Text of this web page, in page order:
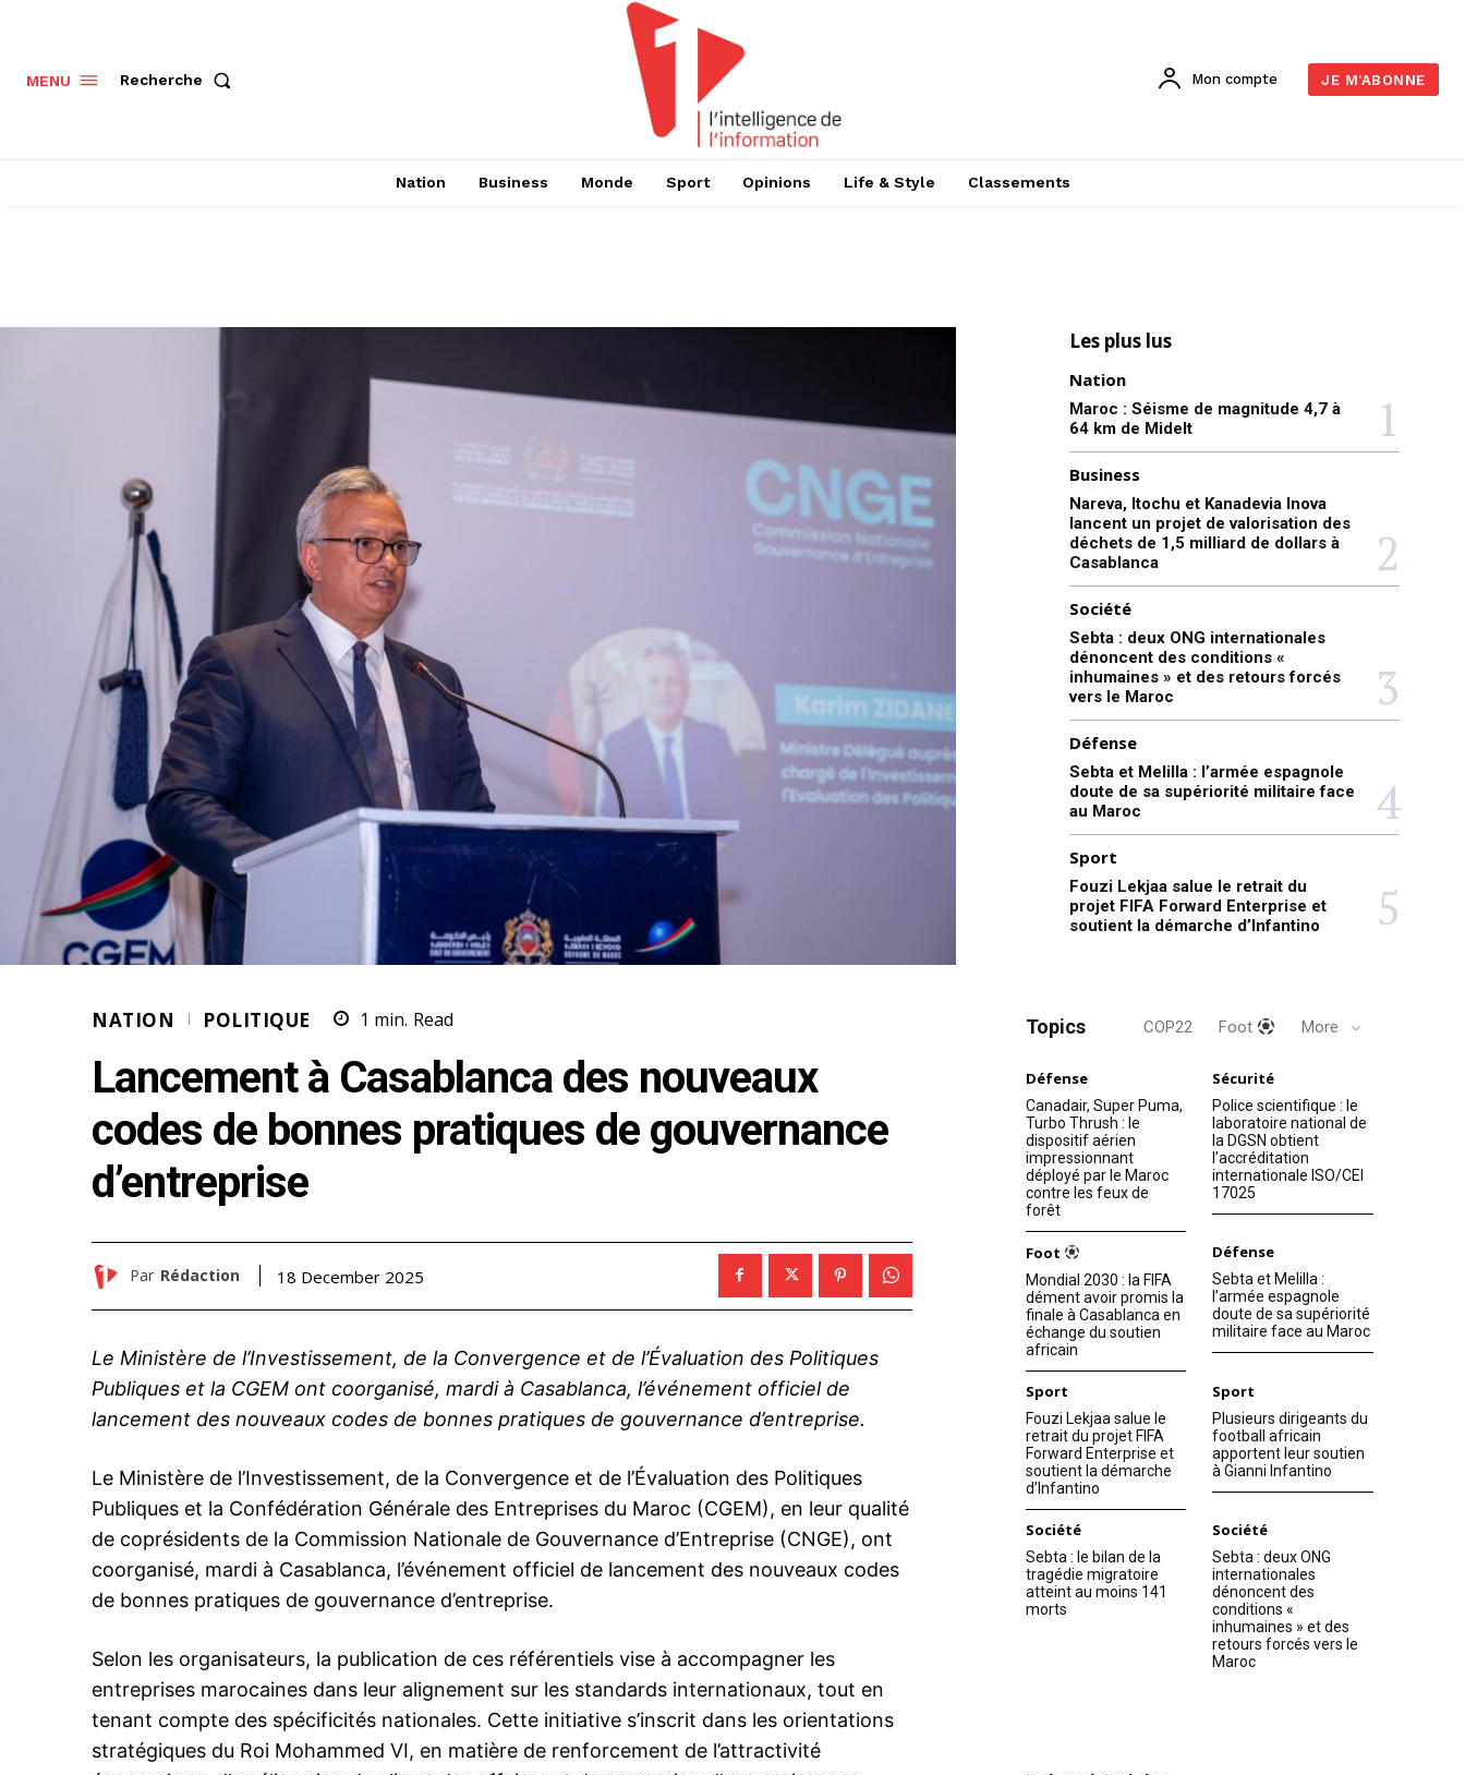
MENU Recherche Mon compte JE M'ABONNE
Nation Business Monde Sport Opinions Life & Style Classements
NATION POLITIQUE 1 min. Read
Lancement à Casablanca des nouveaux
codes de bonnes pratiques de gouvernance
d’entreprise
Par Rédaction 18 December 2025
Le Ministère de l’Investissement, de la Convergence et de l’Évaluation des Politiques
Publiques et la CGEM ont coorganisé, mardi à Casablanca, l’événement officiel de
lancement des nouveaux codes de bonnes pratiques de gouvernance d’entreprise.
Le Ministère de l’Investissement, de la Convergence et de l’Évaluation des Politiques
Publiques et la Confédération Générale des Entreprises du Maroc (CGEM), en leur qualité
de coprésidents de la Commission Nationale de Gouvernance d’Entreprise (CNGE), ont
coorganisé, mardi à Casablanca, l’événement officiel de lancement des nouveaux codes
de bonnes pratiques de gouvernance d’entreprise.
Selon les organisateurs, la publication de ces référentiels vise à accompagner les
entreprises marocaines dans leur alignement sur les standards internationaux, tout en
tenant compte des spécificités nationales. Cette initiative s’inscrit dans les orientations
stratégiques du Roi Mohammed VI, en matière de renforcement de l’attractivité
Les plus lus
Nation
Maroc : Séisme de magnitude 4,7 à
64 km de Midelt
Business
Nareva, Itochu et Kanadevia Inova
lancent un projet de valorisation des
déchets de 1,5 milliard de dollars à
Casablanca
Société
Sebta : deux ONG internationales
dénoncent des conditions «
inhumaines » et des retours forcés
vers le Maroc
Défense
Sebta et Melilla : l’armée espagnole
doute de sa supériorité militaire face
au Maroc
Sport
Fouzi Lekjaa salue le retrait du
projet FIFA Forward Enterprise et
soutient la démarche d’Infantino
Topics COP22 Foot More
Défense
Canadair, Super Puma,
Turbo Thrush : le
dispositif aérien
impressionnant
déployé par le Maroc
contre les feux de
forêt
Sécurité
Police scientifique : le
laboratoire national de
la DGSN obtient
l’accréditation
internationale ISO/CEI
17025
Foot
Mondial 2030 : la FIFA
dément avoir promis la
finale à Casablanca en
échange du soutien
africain
Défense
Sebta et Melilla :
l’armée espagnole
doute de sa supériorité
militaire face au Maroc
Sport
Fouzi Lekjaa salue le
retrait du projet FIFA
Forward Enterprise et
soutient la démarche
d’Infantino
Sport
Plusieurs dirigeants du
football africain
apportent leur soutien
à Gianni Infantino
Société
Sebta : le bilan de la
tragédie migratoire
atteint au moins 141
morts
Société
Sebta : deux ONG
internationales
dénoncent des
conditions «
inhumaines » et des
retours forcés vers le
Maroc